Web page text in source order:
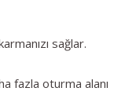
sağlar.
fazla oturma alanı